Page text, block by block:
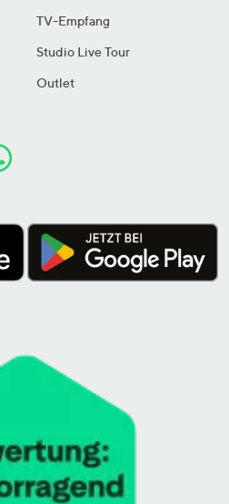
TV-Empfang
Studio Live Tour
Outlet